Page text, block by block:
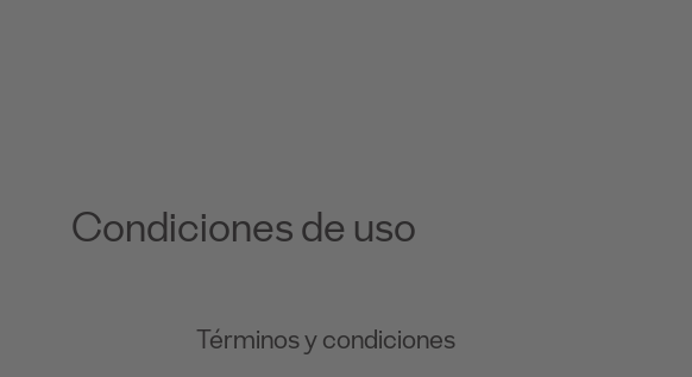
Condiciones de uso
Términos y condiciones